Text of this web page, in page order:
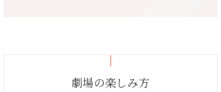
劇場の楽しみ方